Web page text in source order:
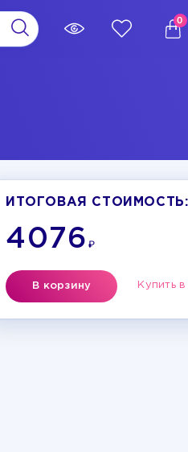
0
ИТОГОВАЯ СТОИМОСТЬ:
4076 ₽
В корзину Купить